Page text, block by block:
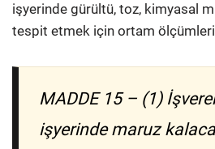
işyerinde gürültü, toz, kimyasal
tespit etmek için ortam ölçümleri
MADDE 15 – (1)
işyerinde maruz